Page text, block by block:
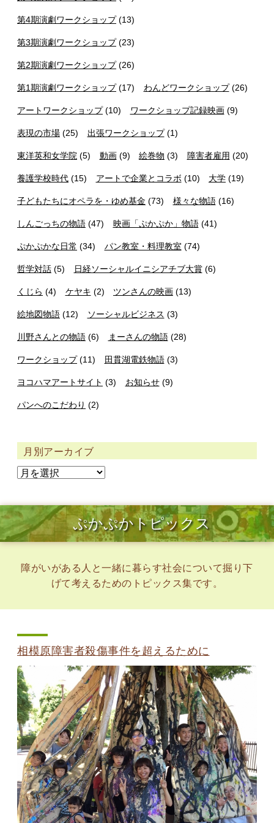
第4期演劇ワークショップ(13)
第3期演劇ワークショップ(23)
第2期演劇ワークショップ(26)
第1期演劇ワークショップ(17) わんどワークショップ(26)
アートワークショップ(10) ワークショップ記録映画(9)
表現の市場 (25) 出張ワークショップ(1)
東洋英和女学院 (5) 動画(9) 絵巻物 (3) 障害者雇用 (20)
養護学校時代 (15) アートで企業とコラボ (10) 大学 (19)
子どもたちにオペラを・ゆめ基金 (73) 様々な物語(16)
しんごっちの物語 (47) 映画「ぷかぷか」物語(41)
ぷかぷかな日常 (34) パン教室・料理教室 (74)
哲学対話 (5) 日経ソーシャルイニシアチブ大賞(6)
くじら (4) ケヤキ (2) ツンさんの映画 (13)
絵地図物語 (12) ソーシャルビジネス (3)
川野さんとの物語 (6) まーさんの物語(28)
ワークショップ(11) 田貫湖電鉄物語(3)
ヨコハマアートサイト (3) お知らせ(9)
パンへのこだわり (2)
月別アーカイブ
ぷかぷかトピックス
障がいがある人と一緒に暮らす社会について掘り下
げて考えるためのトピックス集です。
相模原障害者殺傷事件を超えるために